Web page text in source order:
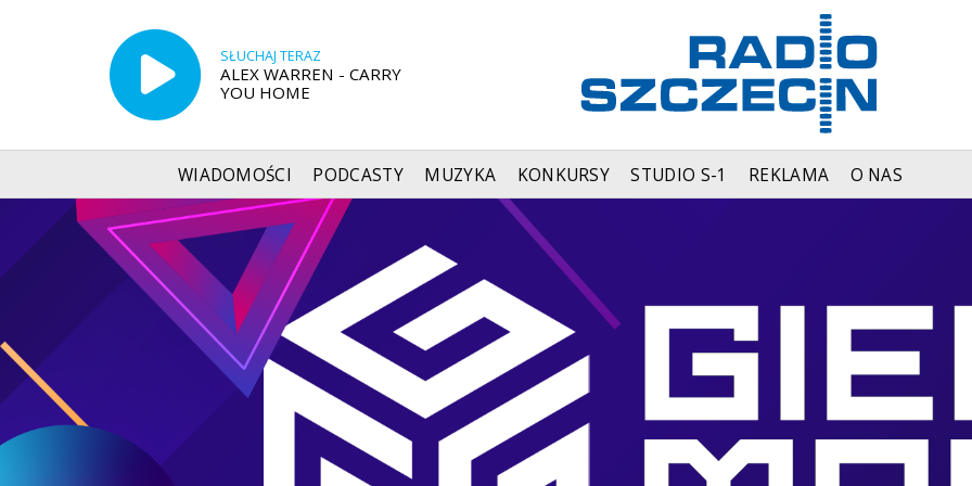
SŁUCHAJ TERAZ
ALEX WARREN - CARRY
YOU HOME
WIADOMOŚCI PODCASTY MUZYKA KONKURSY STUDIO S-1 REKLAMA O NAS